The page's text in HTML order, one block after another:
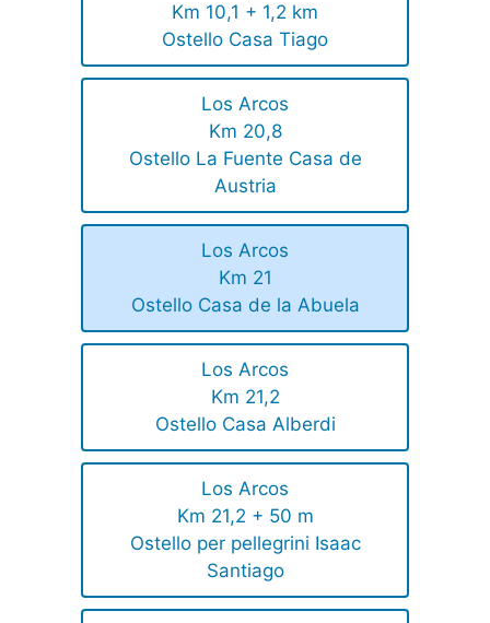
Km 10,1 + 1,2 km
Ostello Casa Tiago
Los Arcos
Km 20,8
Ostello La Fuente Casa de
Austria
Los Arcos
Km 21
Ostello Casa de la Abuela
Los Arcos
Km 21,2
Ostello Casa Alberdi
Los Arcos
Km 21,2 + 50 m
Ostello per pellegrini Isaac
Santiago